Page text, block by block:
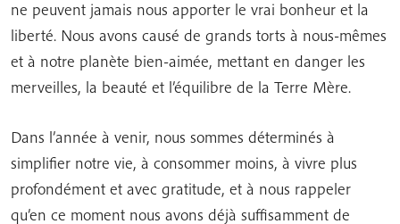
ne peuvent jamais nous apporter le vrai bonheur et la
liberté. Nous avons causé de grands torts à nous-mêmes
et à notre planète bien-aimée, mettant en danger les
merveilles, la beauté et l’équilibre de la Terre Mère.
Dans l’année à venir, nous sommes déterminés à
simplifier notre vie, à consommer moins, à vivre plus
profondément et avec gratitude, et à nous rappeler
qu’en ce moment nous avons déjà suffisamment de